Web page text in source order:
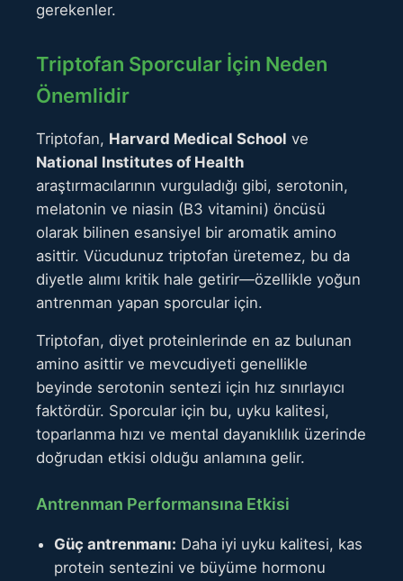
gerekenler.
Triptofan Sporcular İçin Neden
Önemlidir
Triptofan, Harvard Medical School ve
National Institutes of Health
araştırmacılarının vurguladığı gibi, serotonin,
melatonin ve niasin (B3 vitamini) öncüsü
olarak bilinen esansiyel bir aromatik amino
asittir. Vücudunuz triptofan üretemez, bu da
diyetle alımı kritik hale getirir—özellikle yoğun
antrenman yapan sporcular için.
Triptofan, diyet proteinlerinde en az bulunan
amino asittir ve mevcudiyeti genellikle
beyinde serotonin sentezi için hız sınırlayıcı
faktördür. Sporcular için bu, uyku kalitesi,
toparlanma hızı ve mental dayanıklılık üzerinde
doğrudan etkisi olduğu anlamına gelir.
Antrenman Performansına Etkisi
Güç antrenmanı: Daha iyi uyku kalitesi, kas
protein sentezini ve büyüme hormonu